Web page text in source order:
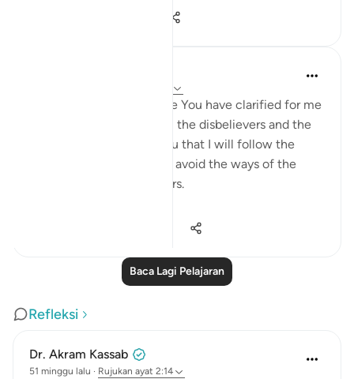
I love You, O Lord because You have clarified for me
the ways of the believers, the disbelievers and the
hypocrites. I pledge to You that I will follow the
ways of the believers and avoid the ways of the
hypocrites and disbelievers.
Baca Lagi Pelajaran
Refleksi
Dr. Akram Kassab
51 minggu lalu · Rujukan ayat 2:14